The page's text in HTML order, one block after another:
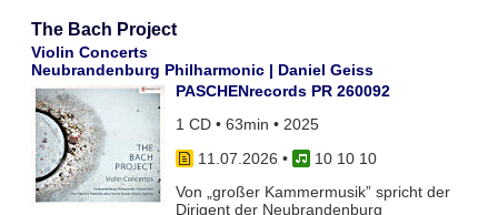
The Bach Project
Violin Concerts
Neubrandenburg Philharmonic | Daniel Geiss
PASCHENrecords PR 260092
1 CD • 63min • 2025
11.07.2026 •
10 10 10
Von „großer Kammermusik” spricht der
Dirigent der Neubrandenburg